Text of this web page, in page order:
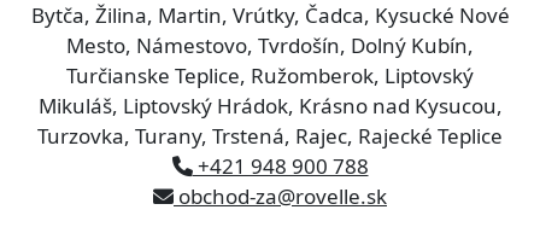
Bytča, Žilina, Martin, Vrútky, Čadca, Kysucké Nové
Mesto, Námestovo, Tvrdošín, Dolný Kubín,
Turčianske Teplice, Ružomberok, Liptovský
Mikuláš, Liptovský Hrádok, Krásno nad Kysucou,
Turzovka, Turany, Trstená, Rajec, Rajecké Teplice
+421 948 900 788
obchod-za@rovelle.sk